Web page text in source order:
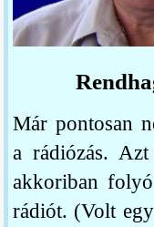
Már pontosan
a rádiózás.
akkoriban
rádiót. (Volt